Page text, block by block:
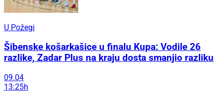
U Požegi
Šibenske košarkašice u finalu Kupa: Vodile 26
razlike, Zadar Plus na kraju dosta smanjio razliku
09.04
13:25h